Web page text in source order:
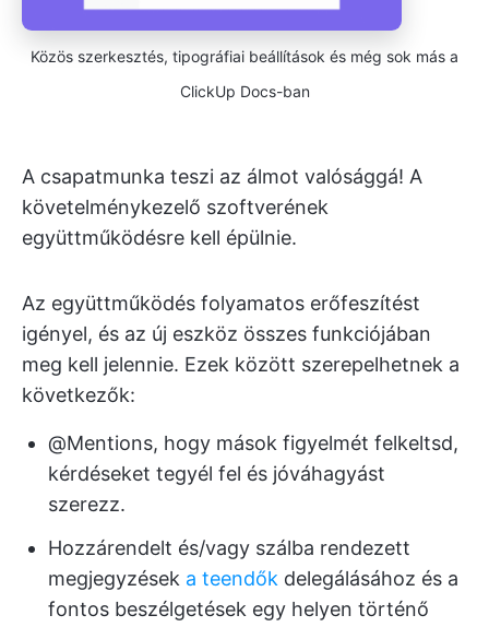
Közös szerkesztés, tipográfiai beállítások és még sok más a
ClickUp Docs-ban
A csapatmunka teszi az álmot valósággá! A
követelménykezelő szoftverének
együttműködésre kell épülnie.
Az együttműködés folyamatos erőfeszítést
igényel, és az új eszköz összes funkciójában
meg kell jelennie. Ezek között szerepelhetnek a
következők:
@Mentions, hogy mások figyelmét felkeltsd,
kérdéseket tegyél fel és jóváhagyást
szerezz.
Hozzárendelt és/vagy szálba rendezett
megjegyzések a teendők delegálásához és a
fontos beszélgetések egy helyen történő